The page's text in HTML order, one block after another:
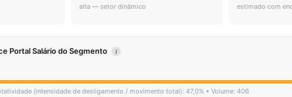
alta — setor dinâmico estimado com
Portal Salário do Segmento i
(intensidade de desligamento / movimento total): 47,0% • Volume: 406